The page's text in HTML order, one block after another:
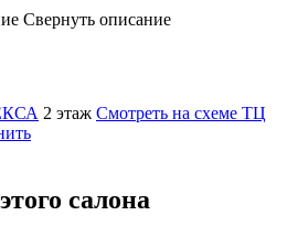
Свернуть описание
2 этаж Смотреть на схеме ТЦ
салона